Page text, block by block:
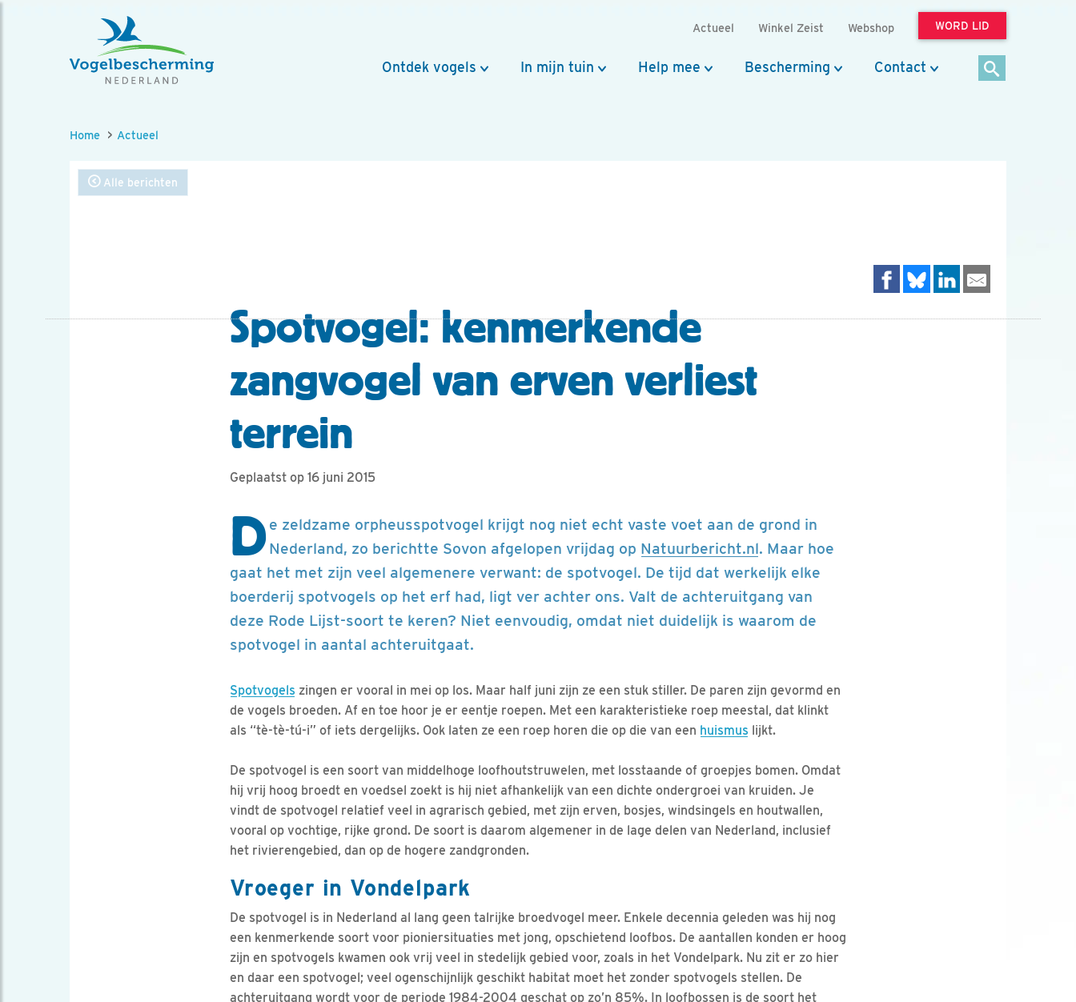
Actueel Winkel Zeist Webshop WORD LID
Ontdek vogels In mijn tuin Help mee Bescherming Contact
Home Actueel
Alle berichten
Spotvogel: kenmerkende
zangvogel van erven verliest
terrein
Geplaatst op 16 juni 2015
De zeldzame orpheusspotvogel krijgt nog niet echt vaste voet aan de grond in
Nederland, zo berichtte Sovon afgelopen vrijdag op Natuurbericht.nl. Maar hoe
gaat het met zijn veel algemenere verwant: de spotvogel. De tijd dat werkelijk elke
boerderij spotvogels op het erf had, ligt ver achter ons. Valt de achteruitgang van
deze Rode Lijst-soort te keren? Niet eenvoudig, omdat niet duidelijk is waarom de
spotvogel in aantal achteruitgaat.
Spotvogels zingen er vooral in mei op los. Maar half juni zijn ze een stuk stiller. De paren zijn gevormd en
de vogels broeden. Af en toe hoor je er eentje roepen. Met een karakteristieke roep meestal, dat klinkt
als “tè-tè-tú-i” of iets dergelijks. Ook laten ze een roep horen die op die van een huismus lijkt.
De spotvogel is een soort van middelhoge loofhoutstruwelen, met losstaande of groepjes bomen. Omdat
hij vrij hoog broedt en voedsel zoekt is hij niet afhankelijk van een dichte ondergroei van kruiden. Je
vindt de spotvogel relatief veel in agrarisch gebied, met zijn erven, bosjes, windsingels en houtwallen,
vooral op vochtige, rijke grond. De soort is daarom algemener in de lage delen van Nederland, inclusief
het rivierengebied, dan op de hogere zandgronden.
Vroeger in Vondelpark
De spotvogel is in Nederland al lang geen talrijke broedvogel meer. Enkele decennia geleden was hij nog
een kenmerkende soort voor pioniersituaties met jong, opschietend loofbos. De aantallen konden er hoog
zijn en spotvogels kwamen ook vrij veel in stedelijk gebied voor, zoals in het Vondelpark. Nu zit er zo hier
en daar een spotvogel; veel ogenschijnlijk geschikt habitat moet het zonder spotvogels stellen. De
achteruitgang wordt voor de periode 1984-2004 geschat op zo’n 85%. In loofbossen is de soort het